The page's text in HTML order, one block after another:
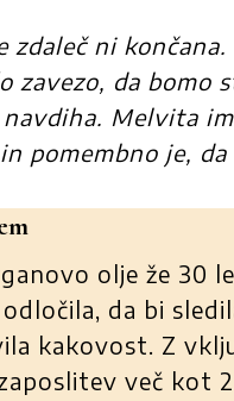
zdaleč ni
zavezo, da bomo
Melvita
pomembno je, da
olje že 30
da bi
kakovost. Z
več kot